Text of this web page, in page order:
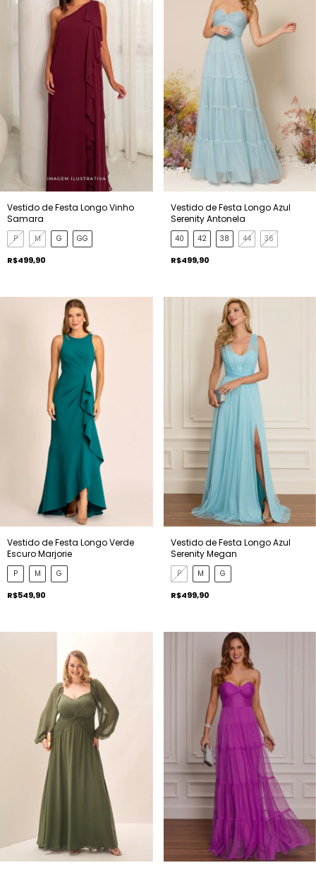
Vestido de Festa Longo Vinho
Samara
P M G GG
R$499,90
Vestido de Festa Longo Azul
Serenity Antonela
40 42 38 44 36
R$499,90
Vestido de Festa Longo Verde
Escuro Marjorie
P M G
R$549,90
Vestido de Festa Longo Azul
Serenity Megan
P M G
R$499,90